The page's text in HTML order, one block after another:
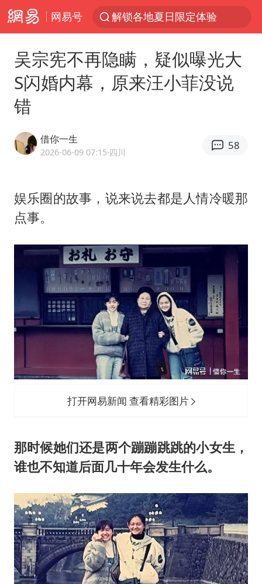
网易号
解锁各地夏日限定体验
四川宜宾市珙县发生3.4级地震
中国父女泰国骑摩托车坠崖1死1伤
网约车司机充电时猝死保险拒赔
刘浩存百花奖开幕式红裙起舞
万岁山接盘烂尾恒大文旅城
戚薇谈把脸交给AI
多个明星演唱会取消
习近平心系体育强国建设
吴宗宪不再隐瞒，疑似曝光大
S闪婚内幕，原来汪小菲没说
错
借你一生
2026-06-09 07:15·四川
58
娱乐圈的故事，说来说去都是人情冷暖那
点事。
打开网易新闻 查看精彩图片
那时候她们还是两个蹦蹦跳跳的小女生，
谁也不知道后面几十年会发生什么。